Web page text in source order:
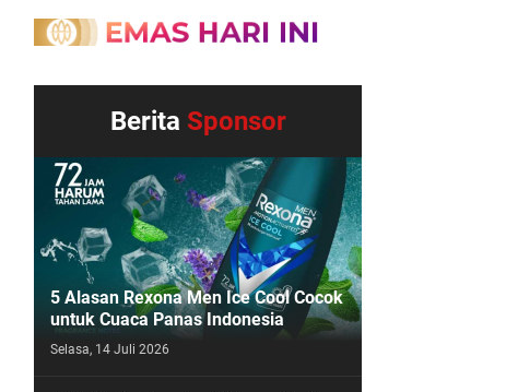
Berita Sponsor
5 Alasan Rexona Men Ice Cool Cocok
untuk Cuaca Panas Indonesia
Selasa, 14 Juli 2026